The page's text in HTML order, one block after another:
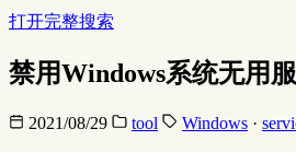
打开完整搜索
禁用Windows系统无用
2021/08/29 tool Windows ·